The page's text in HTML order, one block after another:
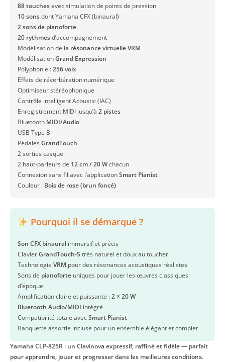
88 touchesavec simulation de points de pression
10 sonsdont Yamaha CFX (binaural)
2 sons de pianoforte
20 rythmesd’accompagnement
Modélisation de la résonance virtuelle VRM
ModélisationGrand Expression
Polyphonie :256 voix
Effets de réverbération numérique
Optimiseur stéréophonique
Contrôle intelligent Acoustic (IAC)
Enregistrement MIDI jusqu’à 2 pistes
Bluetooth MIDI/Audio
USB Type B
Pédales GrandTouch
2 sorties casque
2 haut-parleurs de 12 cm / 20 Wchacun
Connexion sans fil avec l’applicationSmart Pianist
Couleur : Bois de rose (brun foncé)
Pourquoi il se démarque ?
Son CFX binaural immersif et précis
ClavierGrandTouch-S très naturel et doux au toucher
Technologie VRM pour des résonances acoustiques réalistes
Sons de pianoforte uniques pour jouer les œuvres classiques
d’époque
Amplification claire et puissante :2 × 20 W
Bluetooth Audio/MIDI intégré
Compatibilité totale avecSmart Pianist
Banquette assortie incluse pour un ensemble élégant et complet
Yamaha CLP-825R : un Clavinova expressif, raffiné et fidèle — parfait
pour apprendre, jouer et progresser dans les meilleures conditions.